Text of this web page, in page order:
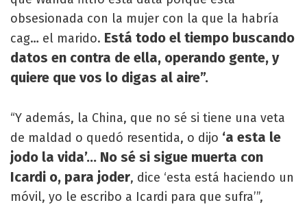
obsesionada con la mujer con la que la habría
cag… el marido. Está todo el tiempo buscando
datos en contra de ella, operando gente, y
quiere que vos lo digas al aire”.
“Y además, la China, que no sé si tiene una veta
de maldad o quedó resentida, o dijo ‘a esta le
jodo la vida’… No sé si sigue muerta con
Icardi o, para joder, dice ‘esta está haciendo un
móvil, yo le escribo a Icardi para que sufra’”,